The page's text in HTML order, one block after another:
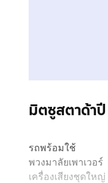
มิตซูสตาด้า
รถพร้อมใช้
พวงมาลัยเพาเวอร์
เครื่องเสียงชุดใหญ่